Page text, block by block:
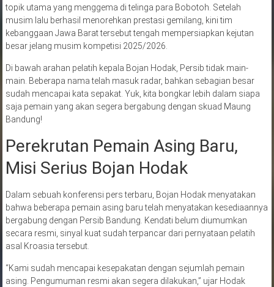
topik utama yang menggema di telinga para Bobotoh. Setelah
musim lalu berhasil menorehkan prestasi gemilang, kini tim
kebanggaan Jawa Barat tersebut tengah mempersiapkan kejutan
besar jelang musim kompetisi 2025/2026.
Di bawah arahan pelatih kepala Bojan Hodak, Persib tidak main-
main. Beberapa nama telah masuk radar, bahkan sebagian besar
sudah mencapai kata sepakat. Yuk, kita bongkar lebih dalam siapa
saja pemain yang akan segera bergabung dengan skuad Maung
Bandung!
Perekrutan Pemain Asing Baru,
Misi Serius Bojan Hodak
Dalam sebuah konferensi pers terbaru, Bojan Hodak menyatakan
bahwa beberapa pemain asing baru telah menyatakan kesediaannya
bergabung dengan Persib Bandung. Kendati belum diumumkan
secara resmi, sinyal kuat sudah terpancar dari pernyataan pelatih
asal Kroasia tersebut.
“Kami sudah mencapai kesepakatan dengan sejumlah pemain
asing. Pengumuman resmi akan segera dilakukan,” ujar Hodak